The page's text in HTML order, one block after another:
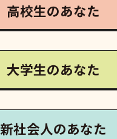
高校生のあなた
大学生のあなた
新社会人のあなた